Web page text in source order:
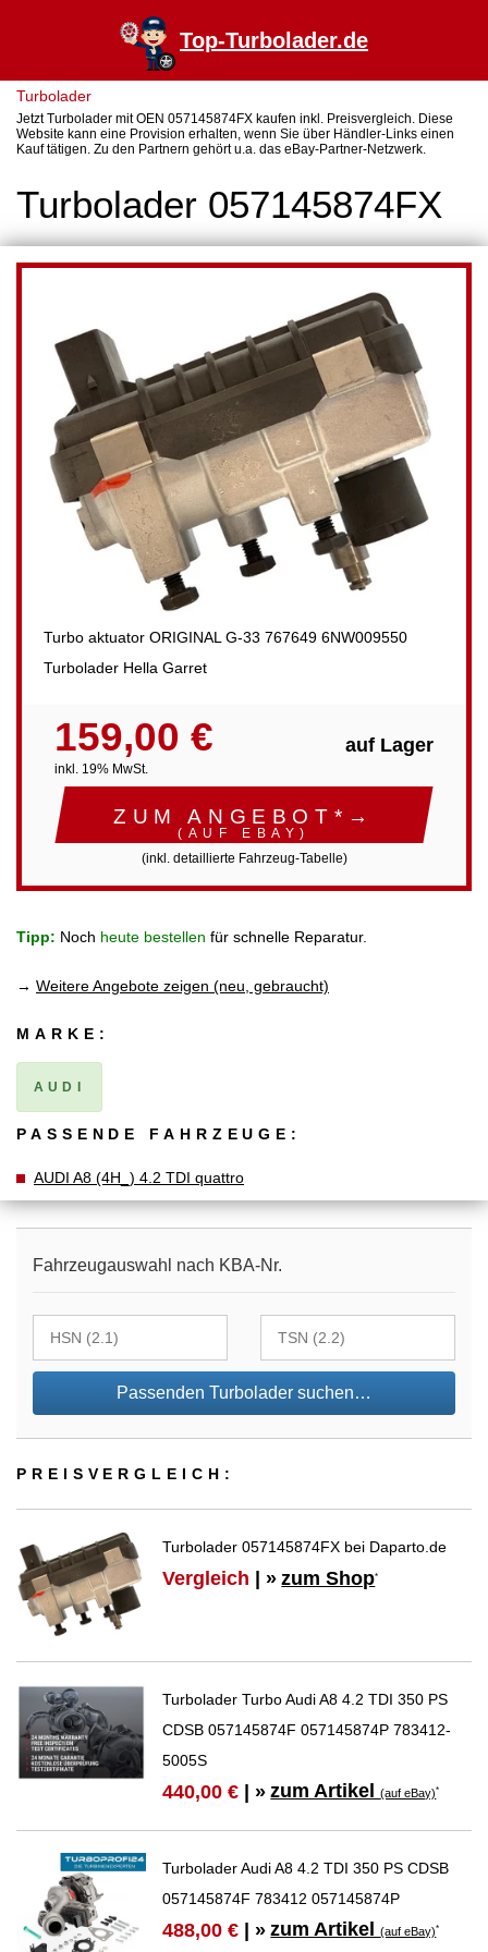
Top-Turbolader.de
Turbolader
Jetzt Turbolader mit OEN 057145874FX kaufen inkl. Preisvergleich. Diese
Website kann eine Provision erhalten, wenn Sie über Händler-Links einen
Kauf tätigen. Zu den Partnern gehört u.a. das eBay-Partner-Netzwerk.
Turbolader 057145874FX
Turbo aktuator ORIGINAL G-33 767649 6NW009550
Turbolader Hella Garret
159,00 €
inkl. 19% MwSt.
auf Lager
ZUM ANGEBOT*→
(AUF EBAY)
(inkl. detaillierte Fahrzeug-Tabelle)
Tipp: Noch heute bestellen für schnelle Reparatur.
→ Weitere Angebote zeigen (neu, gebraucht)
MARKE:
AUDI
PASSENDE FAHRZEUGE:
AUDI A8 (4H_) 4.2 TDI quattro
Fahrzeugauswahl nach KBA-Nr.
Passenden Turbolader suchen…
PREIS­VER­GLEICH:
Turbolader 057145874FX bei Daparto.de
Vergleich | » zum Shop*
Turbolader Turbo Audi A8 4.2 TDI 350 PS
CDSB 057145874F 057145874P 783412-
5005S
440,00 € | » zum Artikel(auf eBay)*
Turbolader Audi A8 4.2 TDI 350 PS CDSB
057145874F 783412 057145874P
488,00 € | » zum Artikel(auf eBay)*